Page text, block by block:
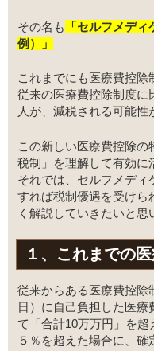
その名も 「セルフメデ
例）」
これまでにも医療費控
従来の医療費控除制度に
人が、減税される可能性
この新しい医療費控除
税制」を理解して有効に
それでは、セルフメディ
すれば税制優遇を受けら
く解説していきたいと思
１、これまでの
従来からある医療費控除
日）に自己負担した医
て「合計10万万円」を
５％を超えた場合に、